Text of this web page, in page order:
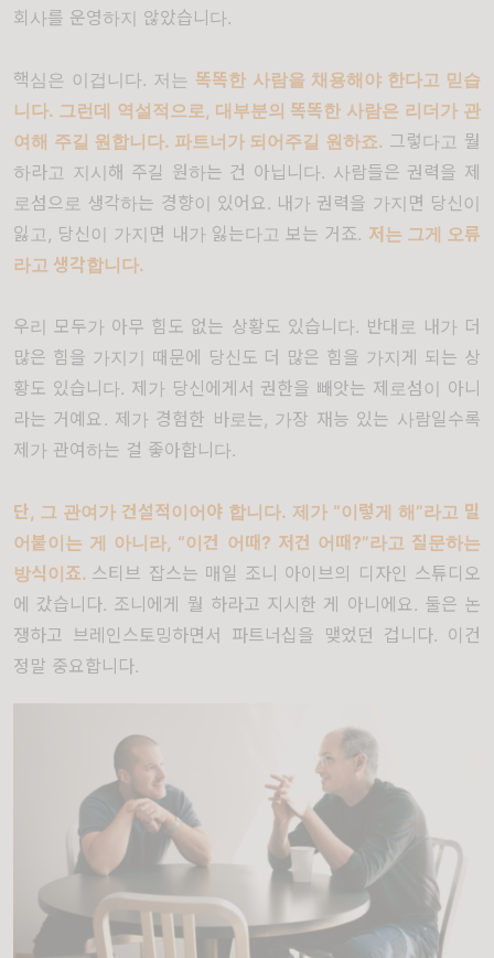
회사를 운영하지 않았습니다.
핵심은 이겁니다. 저는 똑똑한 사람을 채용해야 한다고 믿습
니다. 그런데 역설적으로, 대부분의 똑똑한 사람은 리더가 관
여해 주길 원합니다. 파트너가 되어주길 원하죠. 그렇다고 뭘
하라고 지시해 주길 원하는 건 아닙니다. 사람들은 권력을 제
로섬으로 생각하는 경향이 있어요. 내가 권력을 가지면 당신이
잃고 , 당신이 가지면 내가 잃는다고 보는 거죠. 저는 그게 오류
라고 생각합니다.
우리 모두가 아무 힘도 없는 상황도 있습니다. 반대로 내가 더
많은 힘을 가지기 때문에 당신도 더 많은 힘을 가지게 되는 상
황도 있습니다. 제가 당신에게서 권한을 빼앗는 제로섬이 아니
라는 거예요 . 제가 경험한 바로는, 가장 재능 있는 사람일수록
제가 관여하는 걸 좋아합니다.
단, 그 관여가 건설적이어야 합니다. 제가“이렇게 해 ”라고 밀
어붙이는 게 아니라, “이건 어때 ? 저건 어때 ?”라고 질문하는
방식이죠. 스티브 잡스는 매일 조니 아이브의 디자인 스튜디오
에 갔습니다. 조니에게 뭘 하라고 지시한 게 아니에요. 둘은 논
쟁하고 브레인스토밍하면서 파트너십을 맺었던 겁니다. 이건
정말 중요합니다.